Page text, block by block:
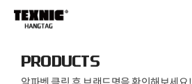
PRODUCTS